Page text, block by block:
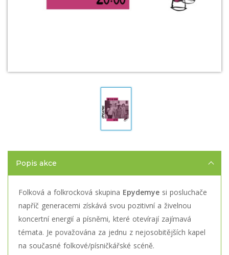
Popis akce
Folková a folkrocková skupina Epydemye si posluchače
napříč generacemi získává svou pozitivní a živelnou
koncertní energií a písněmi, které otevírají zajímavá
témata. Je považována za jednu z nejosobitějších kapel
na současné folkové/písničkářské scéně.